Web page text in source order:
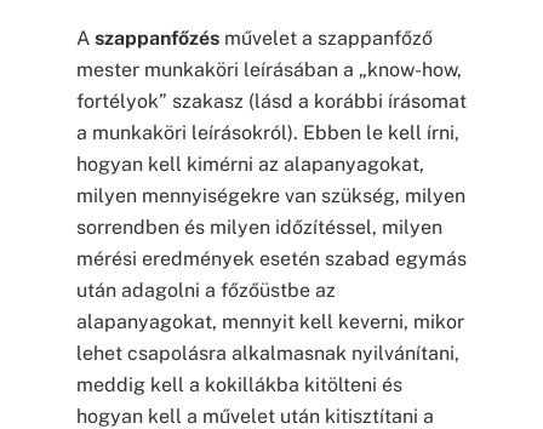
A szappanfőzésművelet a szappanfőző
mester munkaköri leírásában a „know-how,
fortélyok” szakasz (lásd a korábbi írásomat
a munkaköri leírásokról). Ebben le kell írni,
hogyan kell kimérni az alapanyagokat,
milyen mennyiségekre van szükség, milyen
sorrendben és milyen időzítéssel, milyen
mérési eredmények esetén szabad egymás
után adagolni a főzőüstbe az
alapanyagokat, mennyit kell keverni, mikor
lehet csapolásra alkalmasnak nyilvánítani,
meddig kell a kokillákba kitölteni és
hogyan kell a művelet után kitisztítani a